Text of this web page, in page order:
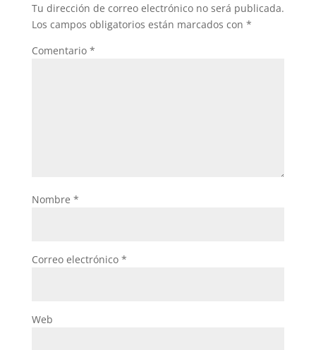
Tu dirección de correo electrónico no será publicada.
Los campos obligatorios están marcados con *
Comentario *
Nombre *
Correo electrónico *
Web